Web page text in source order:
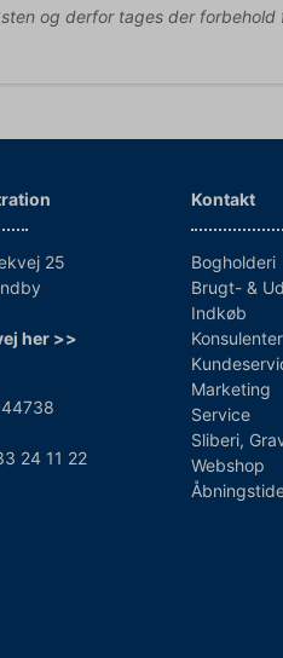
og derfor tages der forbehold
25
her >>
24 11 22
Kontakt
Bogholderi
Brugt- &
Indkøb
Konsulenter
Marketing
Service
Sliberi,
Webshop